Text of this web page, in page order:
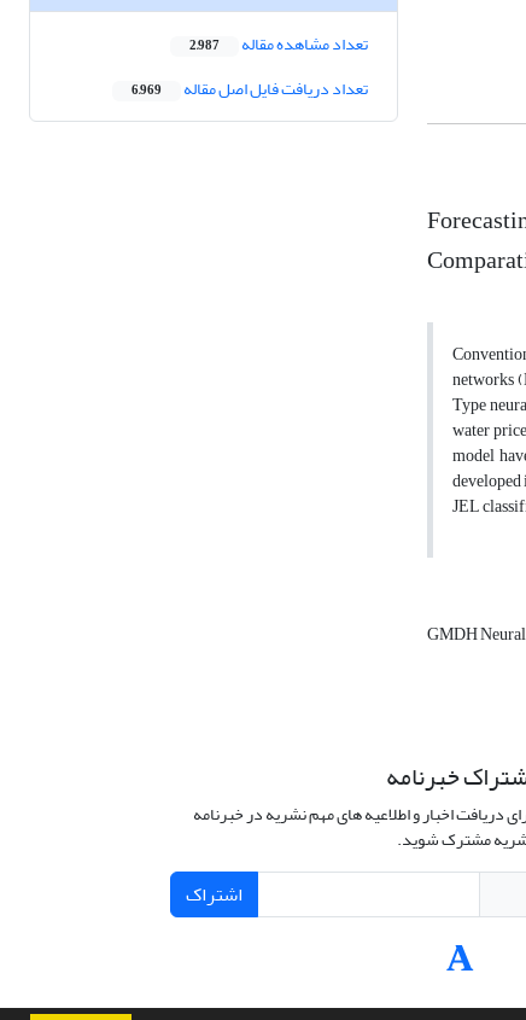
networks
Type
water
model
JEL
GMDH
تعداد مشاهده مقاله 2,987
تعداد دریافت فایل اصل مقاله 6,969
خبرنامه
دریافت اخبار و اطلاعیه های مهم نشریه در خبرنامه
مشترک شوید.
اشتراک